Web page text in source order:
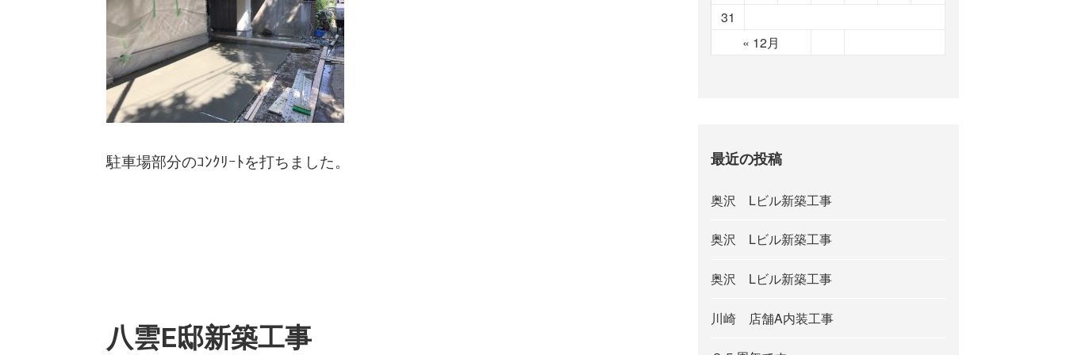
駐車場部分のｺﾝｸﾘｰﾄを打ちました。
八雲E邸新築工事
« 12月
31
最近の投稿
奥沢 Lビル新築工事
奥沢 Lビル新築工事
奥沢 Lビル新築工事
川崎 店舗A内装工事